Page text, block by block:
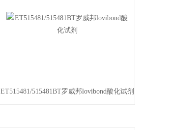
ET515481/515481BT罗威邦lovibond酸化试剂